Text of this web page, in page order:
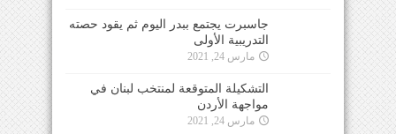
جاسبرت يجتمع ببدر اليوم ثم يقود حصته
التدريبية الأولى
مارس 24, 2021
التشكيلة المتوقعة لمنتخب لبنان في
مواجهة الأردن
مارس 24, 2021